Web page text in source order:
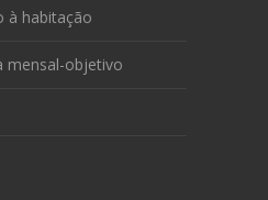
à habitação
mensal-objetivo